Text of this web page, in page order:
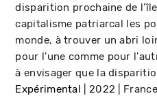
disparition prochaine de
capitalisme patriarcal les
monde, à trouver un abri
pour l'une comme pour
à envisager que la
Expérimental
2022 France